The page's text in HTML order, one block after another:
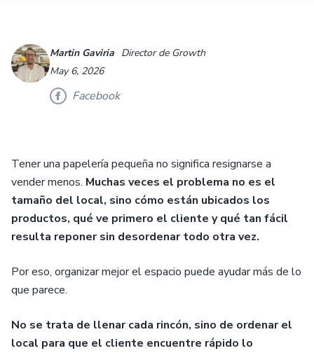
Martin Gaviria Director de Growth
May 6, 2026
Facebook
Tener una papelería pequeña no significa resignarse a
vender menos. Muchas veces el problema no es el
tamaño del local, sino cómo están ubicados los
productos, qué ve primero el cliente y qué tan fácil
resulta reponer sin desordenar todo otra vez.
Por eso, organizar mejor el espacio puede ayudar más de lo
que parece.
No se trata de llenar cada rincón, sino de ordenar el
local para que el cliente encuentre rápido lo